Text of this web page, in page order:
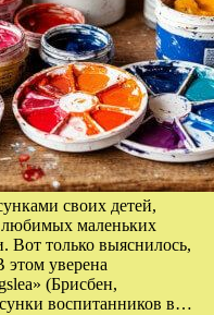
своих детей,
маленьких
Вот только выяснилось,
этом уверена
(Брисбен,
воспитанников в…